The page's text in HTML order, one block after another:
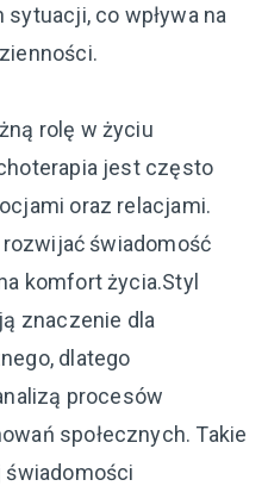
co wpływa na
rolę w życiu
jest często
oraz relacjami.
rozwijać świadomość
komfort życia.Styl
znaczenie dla
dlatego
procesów
społecznych. Takie